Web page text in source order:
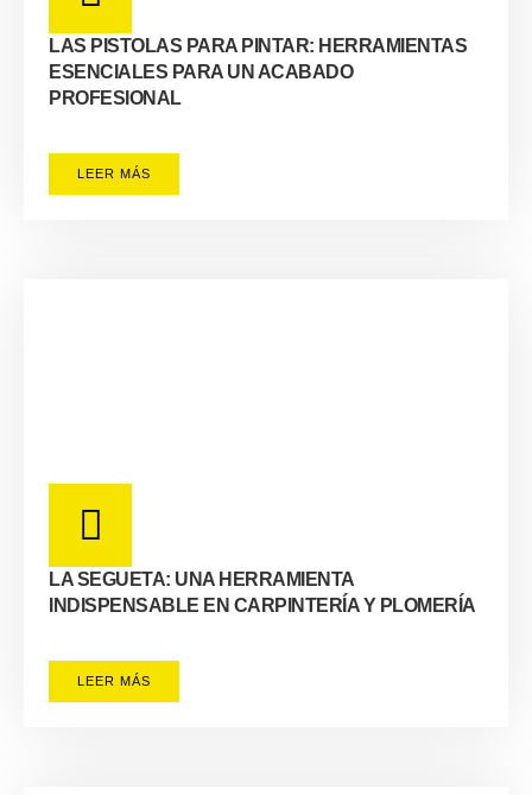
LAS PISTOLAS PARA PINTAR: HERRAMIENTAS
ESENCIALES PARA UN ACABADO
PROFESIONAL
LEER MÁS
LA SEGUETA: UNA HERRAMIENTA
INDISPENSABLE EN CARPINTERÍA Y PLOMERÍA
LEER MÁS